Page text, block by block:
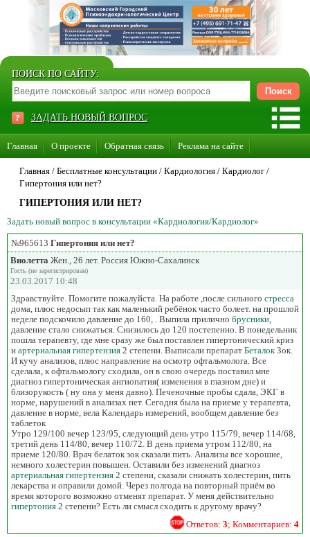
ПОИСК ПО САЙТУ:
ЗАДАТЬ НОВЫЙ ВОПРОС
Главная О проекте Обратная связь Реклама на сайте
Стать консультантом нашего сайта
Главная / Бесплатные консультации / Кардиология / Кардиолог /
Гипертония или нет?
ГИПЕРТОНИЯ ИЛИ НЕТ?
Задать новый вопрос в консультации «Кардиология/Кардиолог»
№965613 Гипертония или нет?
Виолетта Жен., 26 лет. Россия Южно-Сахалинск
Гость (не зарегистрирован)
23.03.2017 10:48
Здравствуйте. Помогите пожалуйста. На работе ,после сильного стресса
дома, плюс недосып так как маленький ребёнок часто болеет. на прошлой
неделе подскочило давление до 160, . Выпила прилично брусники
давление стало снижаться. Снизилось до 120 постепенно. В понедельник
пошла терапевту, где мне сразу же был поставлен гипертонический криз
и артериальная гипертензия 2 степени. Выписали препарат Беталок Зок.
И кучу анализов, плюс направление на осмотр офтальмолога. Все
сделала, к офтальмологу сходила, он в свою очередь поставил мне
диагноз гипертоническая ангиопатия( изменения в глазном дне) и
близорукость ( ну она у меня давно). Печеночные пробы сдала, ЭКГ в
норме, нарушений в анализах нет. Сегодня была на приеме у терапевта,
давление в норме, вела Календарь измерений, вообщем давление без
таблеток
Утро 129/100 вечер 123/95, следующий день утро 115/79, вечер 114/68,
третий день 114/80, вечер 110/72. В день приема утром 112/80, на
приеме 120/80. Врач белаток зок сказали пить. Анализы все хорошие,
немного холестерин повышен. Оставили без изменений диагноз
артериальная гипертензия 2 степени, сказали снижать холестерин, пить
лекарства и оправили домой. Через полгода на повторный приём во
время которого возможно отменят препарат. У меня действительно
гипертония 2 степени? Есть ли смысл сходить к другому врачу?
Ответов: 3; Комментариев: 4